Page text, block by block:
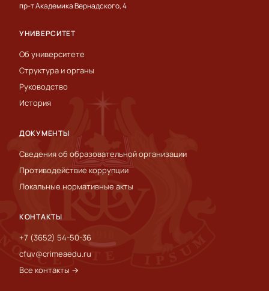
пр-т Академика Вернадского, 4
УНИВЕРСИТЕТ
Об университете
Структура и органы
Руководство
История
ДОКУМЕНТЫ
Сведения об образовательной организации
Противодействие коррупции
Локальные нормативные акты
КОНТАКТЫ
+7 (3652) 54-50-36
cfuv@crimeaedu.ru
Все контакты →